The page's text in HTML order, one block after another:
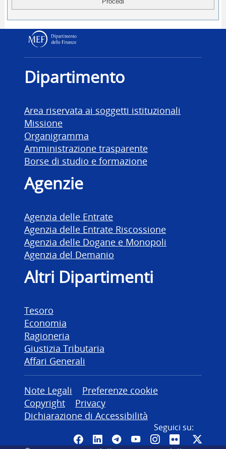
Dipartimento delle
Dipartimento
Area riservata ai soggetti istituzionali
Missione
Organigramma
Amministrazione trasparente
Borse di studio e formazione
Agenzie
Agenzia delle Entrate
Agenzia delle Entrate Riscossione
Agenzia delle Dogane e Monopoli
Agenzia del Demanio
Altri Dipartimenti
Tesoro
Economia
Ragioneria
Giustizia Tributaria
Affari Generali
Altre informazioni
Note Legali
Preferenze cookie
Copyright
Privacy
Dichiarazione di Accessibilità
Seguici su:
Pagina Facebook del MEF -
Canale LinkedIn del MEF
Canale Telegram del
Canale YouTube del
CanaleCanale